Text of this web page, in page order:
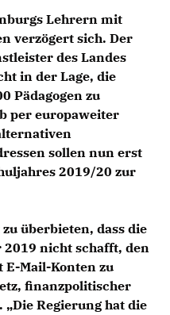
Lehrern mit
verzögert sich. Der
des Landes
in der Lage, die
Pädagogen zu
per europaweiter
sollen nun erst
2019/20 zur
überbieten, dass die
2019 nicht schafft, den
Mail-Konten zu
finanzpolitischer
Regierung hat die